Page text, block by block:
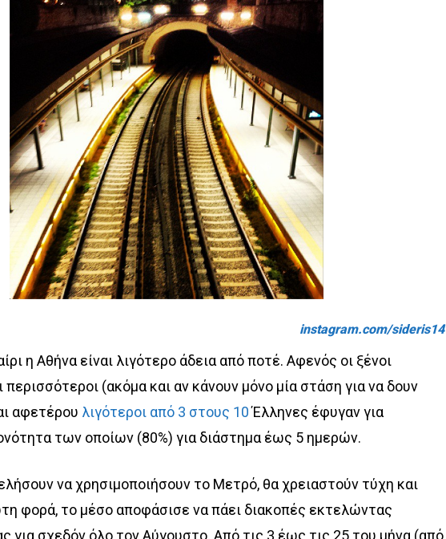
instagram.com/sideris14
η Αθήνα είναι λιγότερο άδεια από ποτέ. Αφενός οι ξένοι
περισσότεροι (ακόμα και αν κάνουν μόνο μία στάση για να δουν
αφετέρου λιγότεροι από 3 στους 10Έλληνες έφυγαν για
των οποίων (80%) για διάστημα έως 5 ημερών.
να χρησιμοποιήσουν το Μετρό, θα χρειαστούν τύχη και
φορά, το μέσο αποφάσισε να πάει διακοπές εκτελώντας
για σχεδόν όλο τον Αύγουστο. Από τις 3 έως τις 25 του μήνα (από